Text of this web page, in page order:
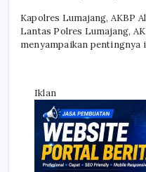
Kapolres Lumajang, AKBP
Lantas Polres Lumajang,
menyampaikan
Iklan